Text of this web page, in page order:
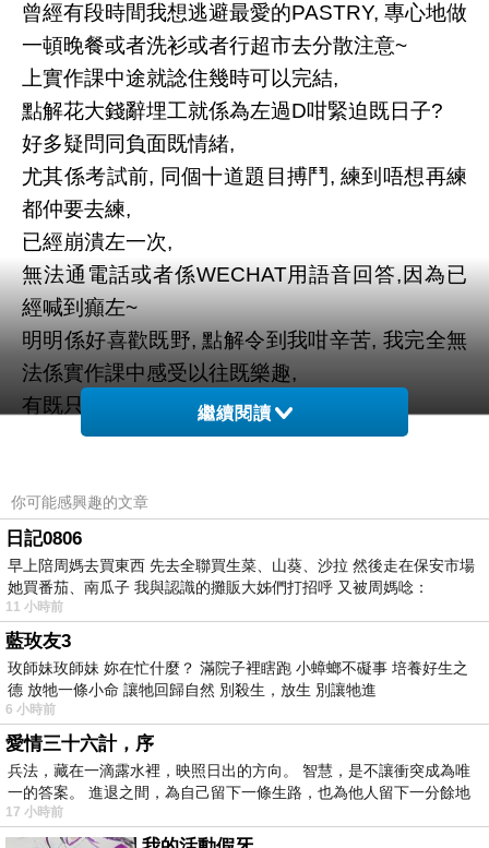
曾經有段時間我想逃避最愛的PASTRY, 專心地做
一頓晚餐或者洗衫或者行超市去分散注意~
上實作課中途就諗住幾時可以完結,
點解花大錢辭埋工就係為左過D咁緊迫既日子?
好多疑問同負面既情緒,
尤其係考試前, 同個十道題目搏鬥, 練到唔想再練
都仲要去練,
已經崩潰左一次,
無法通電話或者係WECHAT用語音回答,因為已
經喊到癲左~
明明係好喜歡既野, 點解令到我咁辛苦, 我完全無
法係實作課中感受以往既樂趣,
有既只係想快D KO同完結既諗法,
咁樣既我, 仲可以點樣走落去?
C'est fini!同CHEF講出呢句個陣真係淚飆~
內心好激動連相都無影到, 但MOKA呢個蛋糕, 我
會好好記住~將來會做出更好和屬於我的你~
係考完試回家清洗制服個刻, 我覺得自己真係好
鍾意做PASTRY~
旅行休息放鬆既日子已過去,
接落黎中級課程開始,
係初級時流既眼淚,緊張, 壓力, 領悟令到自己成
長,
中級開始又多左好多新臉孔, 有之前讀完
INTERSIVE既同學,
繼續閱讀
你可能感興趣的文章
日記0806
早上陪周媽去買東西 先去全聯買生菜、山葵、沙拉 然後走在保安市場
她買番茄、南瓜子 我與認識的攤販大姊們打招呼 又被周媽唸：
11 小時前
藍玫友3
玫師妹玫師妹 妳在忙什麼？ 滿院子裡瞎跑 小蟑螂不礙事 培養好生之
德 放牠一條小命 讓牠回歸自然 別殺生，放生 別讓牠進
6 小時前
愛情三十六計，序
兵法，藏在一滴露水裡，映照日出的方向。 智慧，是不讓衝突成為唯
一的答案。 進退之間，為自己留下一條生路，也為他人留下一分餘地
17 小時前